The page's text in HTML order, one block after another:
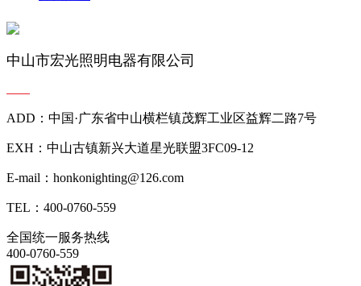
中山市宏光照明电器有限公司
ADD：中国·广东省中山横栏镇茂辉工业区益辉二路7号
EXH：中山古镇新兴大道星光联盟3FC09-12
E-mail：honkonighting@126.com
TEL：400-0760-559
全国统一服务热线
400-0760-559